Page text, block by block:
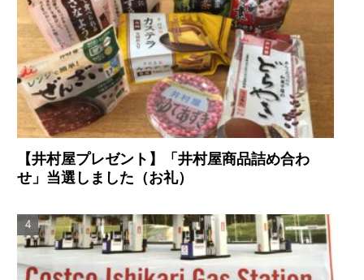
【井村屋プレゼント】「井村屋商品詰め合わ
せ」当選しました（お礼）